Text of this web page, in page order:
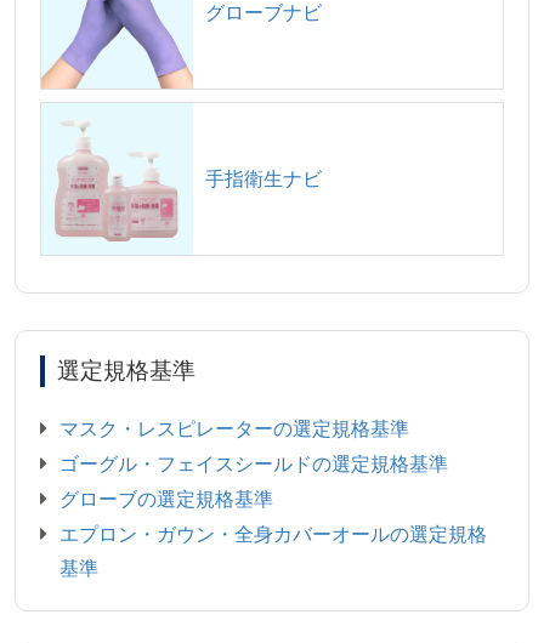
グローブナビ
手指衛生ナビ
選定規格基準
マスク・レスピレーターの選定規格基準
ゴーグル・フェイスシールドの選定規格基準
グローブの選定規格基準
エプロン・ガウン・全身カバーオールの選定規格
基準